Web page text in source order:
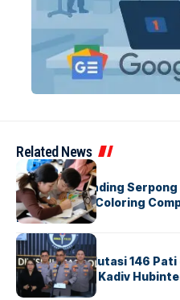
Related News
BERITAINDEX
Atria Hotel Gading Serpong
Lewat Family Coloring
Indonesia
BERITA
Mabes Polri Mutasi 146
Untung Jabat Kadiv